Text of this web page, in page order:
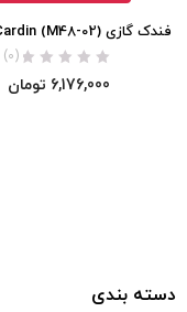
(0)
6,176,000 تومان
دسته بندی